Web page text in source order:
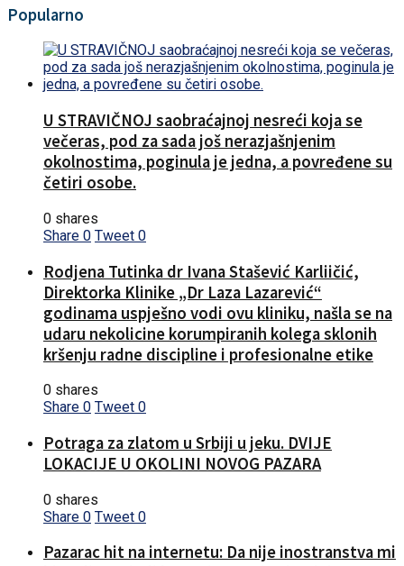
Popularno
U STRAVIČNOJ saobraćajnoj nesreći koja se
večeras, pod za sada još nerazjašnjenim
okolnostima, poginula je jedna, a povređene su
četiri osobe.
0 shares
Share 0 Tweet 0
Rodjena Tutinka dr Ivana Stašević Karliičić,
Direktorka Klinike „Dr Laza Lazarević“
godinama uspješno vodi ovu kliniku, našla se na
udaru nekolicine korumpiranih kolega sklonih
kršenju radne discipline i profesionalne etike
0 shares
Share 0 Tweet 0
Potraga za zlatom u Srbiji u jeku. DVIJE
LOKACIJE U OKOLINI NOVOG PAZARA
0 shares
Share 0 Tweet 0
Pazarac hit na internetu: Da nije inostranstva mi